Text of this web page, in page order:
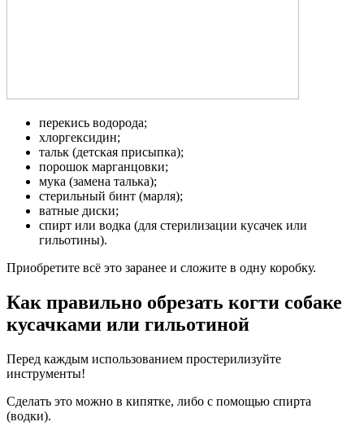
перекись водорода;
хлоргексидин;
тальк (детская присыпка);
порошок марганцовки;
мука (замена талька);
стерильный бинт (марля);
ватные диски;
спирт или водка (для стерилизации кусачек или
гильотины).
Приобретите всё это заранее и сложите в одну коробку.
Как правильно обрезать когти собаке
кусачками или гильотиной
Перед каждым использованием простерилизуйте
инструменты!
Сделать это можно в кипятке, либо с помощью спирта
(водки).